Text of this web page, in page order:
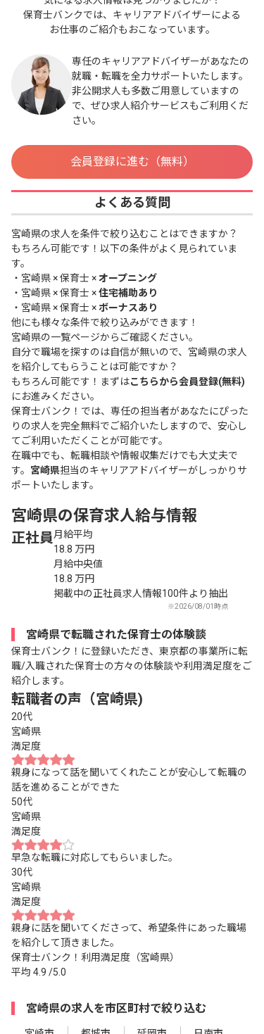
保育士バンクでは、キャリアアドバイザーによる
お仕事のご紹介もおこなっています。
専任のキャリアアドバイザーがあなたの
就職・転職を全力サポートいたします。
非公開求人も多数ご用意していますの
で、ぜひ求人紹介サービスもご利用くだ
さい。
会員登録に進む（無料）
よくある質問
宮崎県の求人を条件で絞り込むことはできますか？
もちろん可能です！以下の条件がよく見られていま
す。
・ 宮崎県 × 保育士 ×オープニング
・ 宮崎県 × 保育士 ×住宅補助あり
・ 宮崎県 × 保育士 ×ボーナスあり
他にも様々な条件で絞り込みができます！
宮崎県の一覧ページからご確認ください。
自分で職場を探すのは自信が無いので、宮崎県の求人
を紹介してもらうことは可能ですか？
もちろん可能です！まずはこちらから会員登録(無料)
にお進みください。
保育士バンク！では、専任の担当者があなたにぴった
りの求人を完全無料でご紹介いたしますので、安心し
てご利用いただくことが可能です。
在職中でも、転職相談や情報収集だけでも大丈夫で
す。 宮崎県担当のキャリアアドバイザーがしっかりサ
ポートいたします。
宮崎県の保育求人給与情報
正社員月給平均
18.8 万円
月給中央値
18.8 万円
掲載中の正社員求人情報100件より抽出
※2026/08/01時点
宮崎県で転職された保育士の体験談
保育士バンク！に登録いただき、東京都の事業所に転
職/入職された保育士の方々の体験談や利用満足度をご
紹介します。
転職者の声（宮崎県)
20代
宮崎県
満足度
親身になって話を聞いてくれたことが安心して転職の
話を進めることができた
50代
宮崎県
満足度
早急な転職に対応してもらいました。
30代
宮崎県
満足度
親身に話を聞いてくださって、希望条件にあった職場
を紹介して頂きました。
保育士バンク！利用満足度（宮崎県）
平均 4.9 /5.0
宮崎県の求人を市区町村で絞り込む